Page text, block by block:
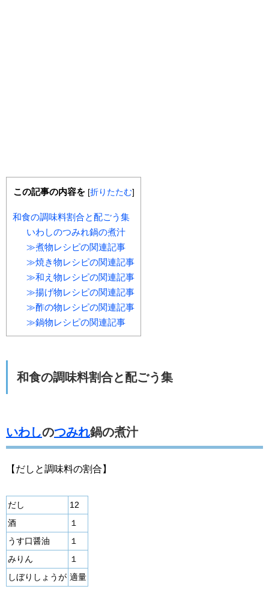
この記事の内容を [折りたたむ]
和食の調味料割合と配ごう集
いわしのつみれ鍋の煮汁
≫煮物レシピの関連記事
≫焼き物レシピの関連記事
≫和え物レシピの関連記事
≫揚げ物レシピの関連記事
≫酢の物レシピの関連記事
≫鍋物レシピの関連記事
和食の調味料割合と配ごう集
いわしのつみれ鍋の煮汁
【だしと調味料の割合】
だし
12
酒
１
うす口醤油
１
みりん
１
しぼりしょうが 適量